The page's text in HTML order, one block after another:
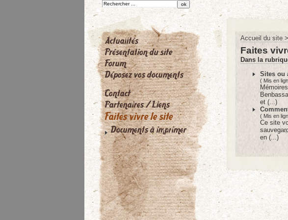
Accueil du site >
Faites
Dans la
Sites ou
( Mis en
et (...)
( Mis en
Ce site
en (...)